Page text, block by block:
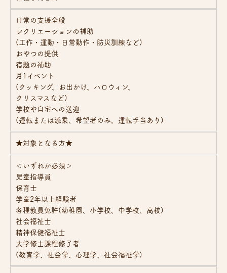
日常の支援全般
レクリエーションの補助
(工作・運動・日常動作・防災訓練など)
おやつの提供
宿題の補助
月1イベント
(クッキング、お出かけ、ハロウィン、
クリスマスなど)
学校や自宅への送迎
(運転または添乗、希望者のみ。運転手当あり)
★対象となる方★
＜いずれか必須＞
児童指導員
保育士
学童2年以上経験者
各種教員免許(幼稚園、小学校、中学校、高校)
社会福祉士
精神保健福祉士
大学修士課程修了者
(教育学、社会学、心理学、社会福祉学)